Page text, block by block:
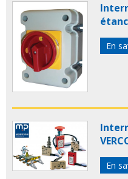
En
En